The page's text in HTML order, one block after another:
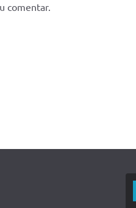
comentar.